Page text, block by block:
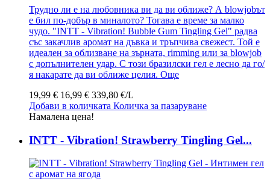
Трудно ли е на любовника ви да ви оближе? А blowjobът
е бил по-добър в миналото? Тогава е време за малко
чудо. "INTT - Vibration! Bubble Gum Tingling Gel" радва
със закачлив аромат на дъвка и тръпчива свежест. Той е
идеален за облизване на зърната, rimming или за blowjob
с допълнителен удар. С този бразилски гел е лесно да го/
я накарате да ви оближе целия. Още
19,99 € 16,99 € 339,80 €/L
Добави в количката Количка за пазаруване
Намалена цена!
INTT - Vibration! Strawberry Tingling Gel...